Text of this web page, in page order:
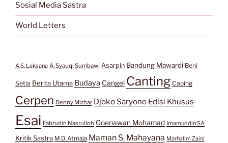
Sosial Media Sastra
World Letters
A.S. Laksana A. Syauqi Sumbawi Asarpin Bandung Mawardi Beni
Setia Berita Utama Budaya Cangel Canting Caping
Cerpen Denny Mizhar Djoko Saryono Edisi Khusus
Esai Fahrudin Nasrulloh Goenawan Mohamad Imamuddin SA
Kritik Sastra M.D. Atmaja Maman S. Mahayana Marhalim Zaini